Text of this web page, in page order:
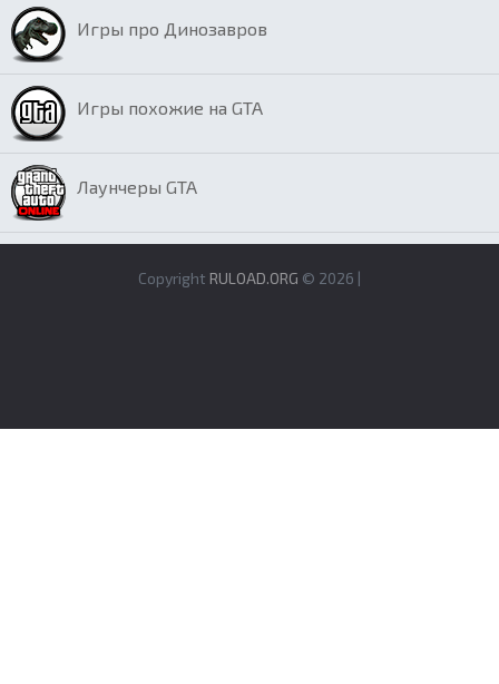
Игры про Динозавров
Игры похожие на GTA
Лаунчеры GTA
Copyright RULOAD.ORG © 2026 |